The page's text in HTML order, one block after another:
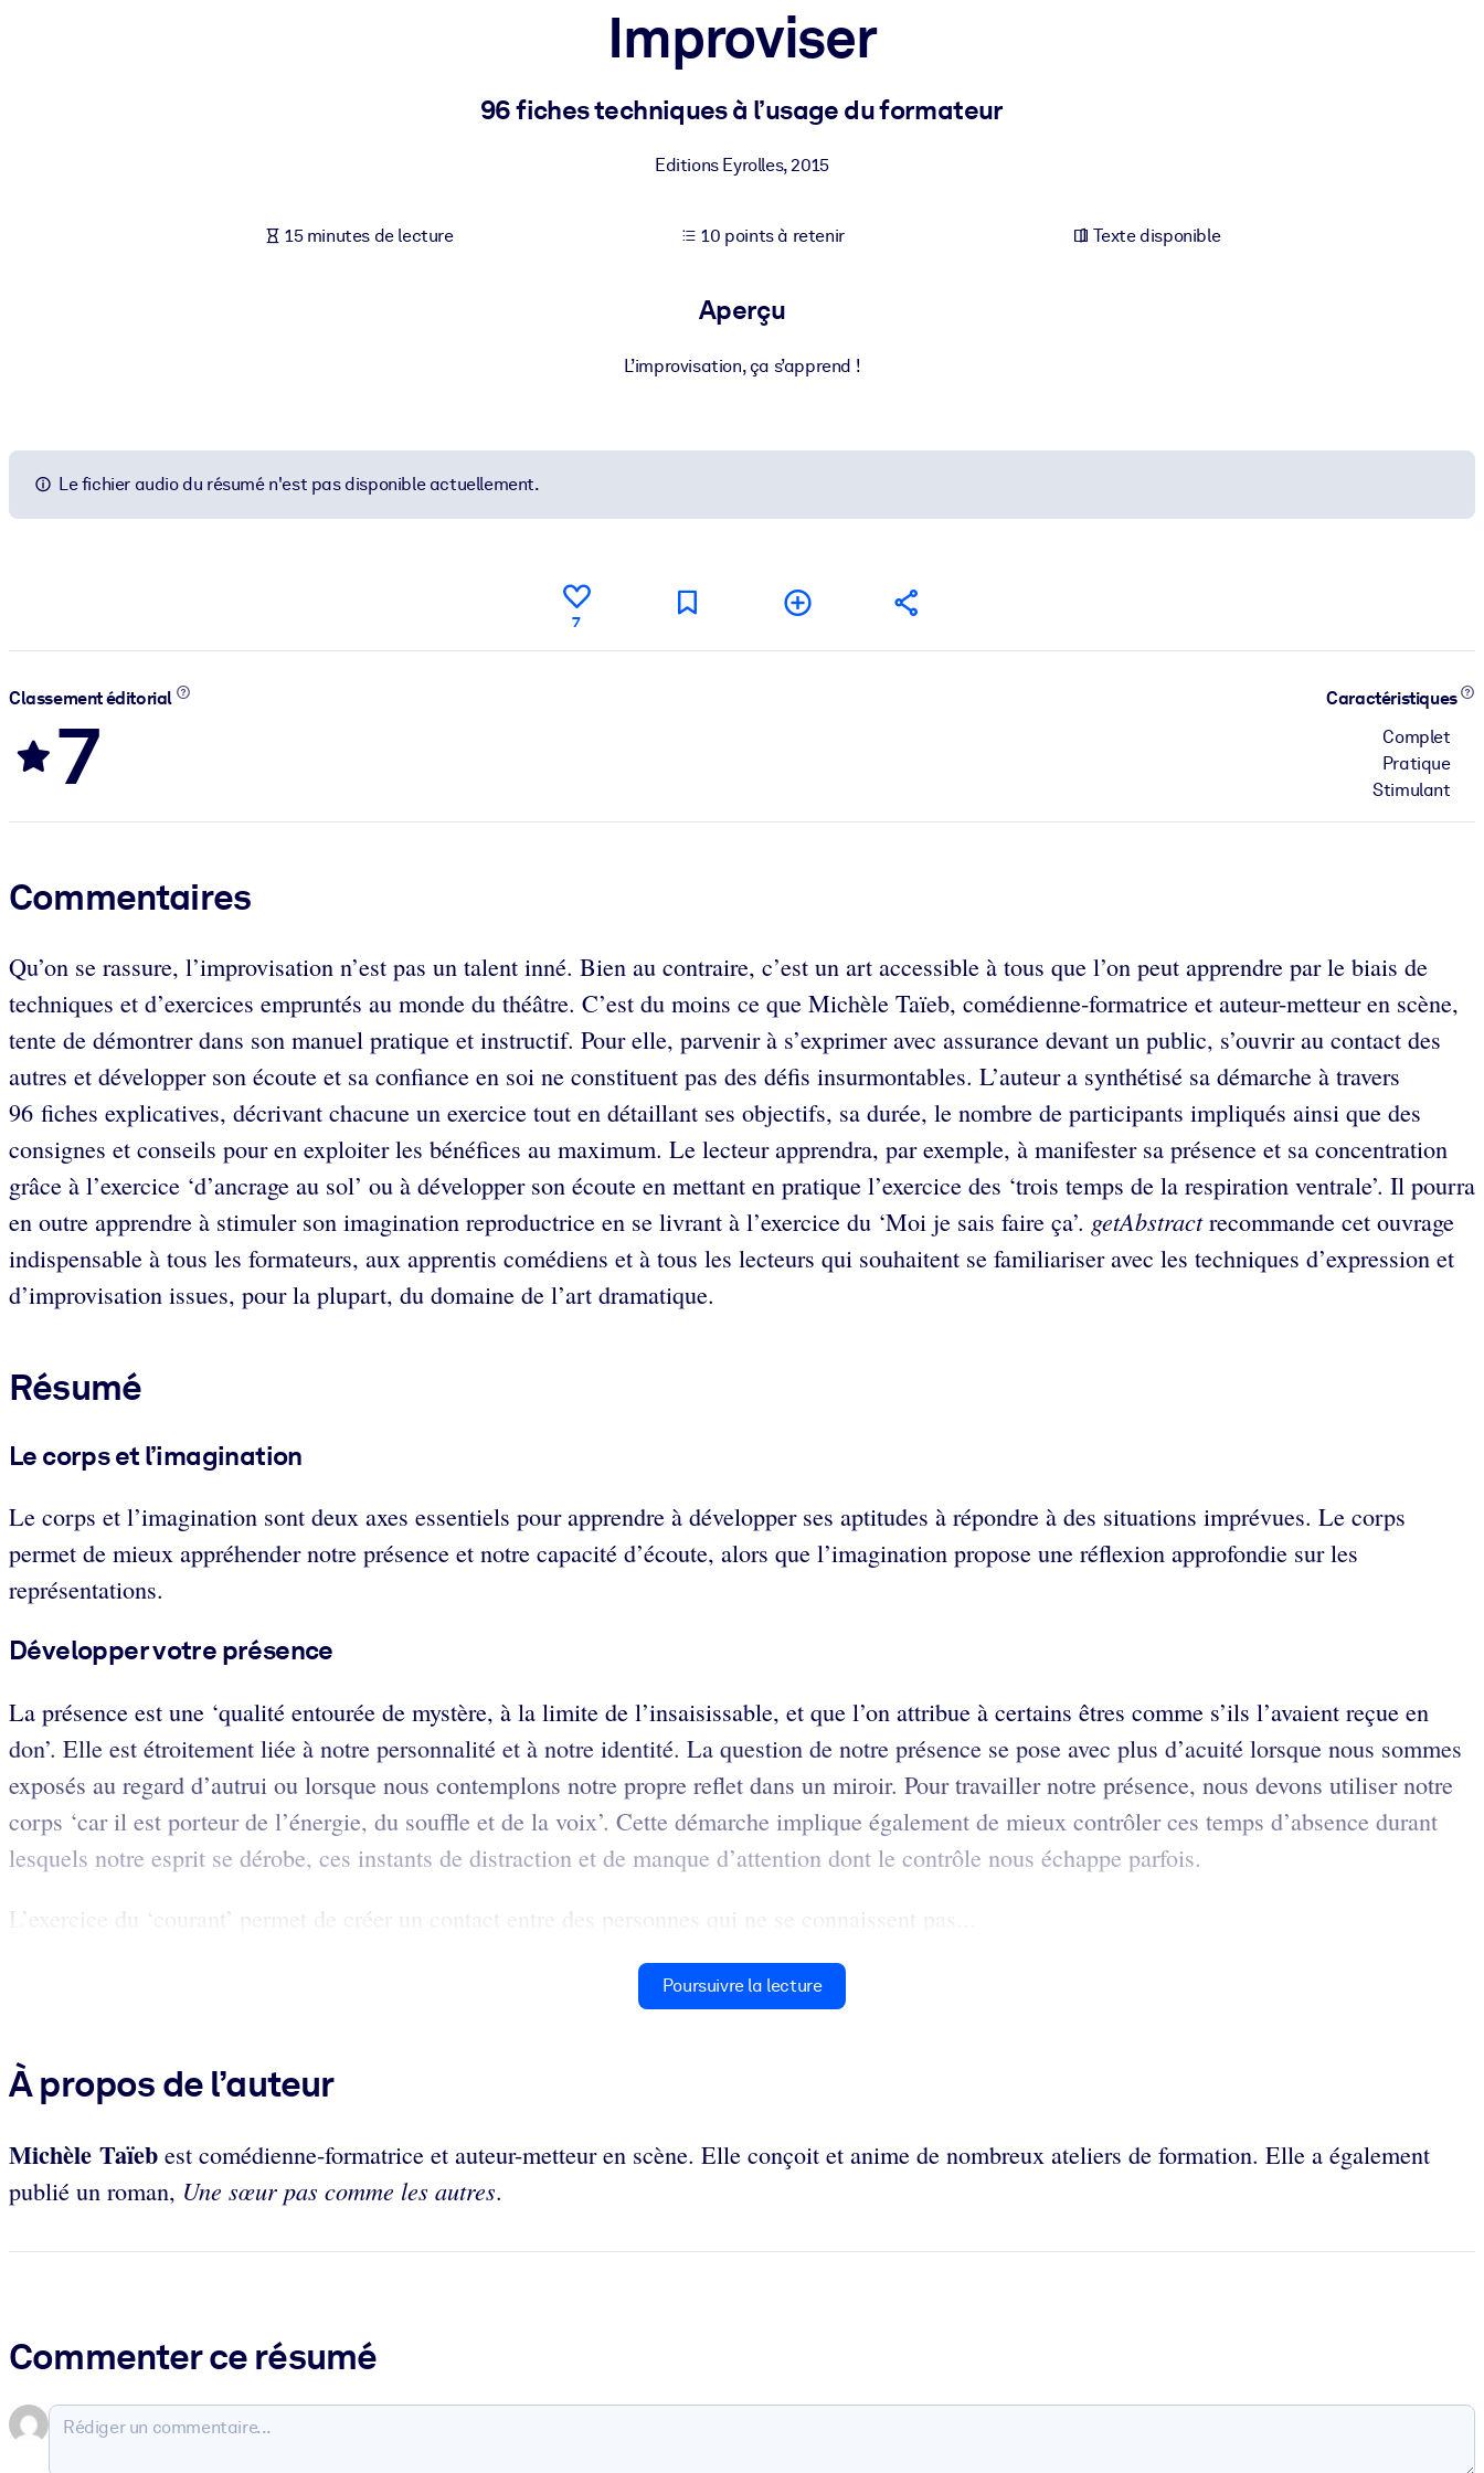
Enrichissez votre bibliothèque d'entreprise avec des connaissances commerciales fiables et prêtes à l'emploi.
Alimentez vos systèmes d'IA avec des connaissances fiables et structurées pour améliorer les résultats.
Improviser
96 fiches techniques à l’usage du formateur
Editions Eyrolles,2015
15 minutes de lecture 10 points à retenir Texte disponible
Aperçu
L’improvisation, ça s’apprend !
Le fichier audio du résumé n'est pas disponible actuellement.
7
Classement éditorial
7
Caractéristiques
Complet
Pratique
Stimulant
Commentaires
Qu’on se rassure, l’improvisation n’est pas un talent inné. Bien au contraire, c’est un art accessible à tous que l’on peut apprendre par le biais de
techniques et d’exercices empruntés au monde du théâtre. C’est du moins ce que Michèle Taïeb, comédienne-formatrice et auteur-metteur en scène,
tente de démontrer dans son manuel pratique et instructif. Pour elle, parvenir à s’exprimer avec assurance devant un public, s’ouvrir au contact des
autres et développer son écoute et sa confiance en soi ne constituent pas des défis insurmontables. L’auteur a synthétisé sa démarche à travers
96 fiches explicatives, décrivant chacune un exercice tout en détaillant ses objectifs, sa durée, le nombre de participants impliqués ainsi que des
consignes et conseils pour en exploiter les bénéfices au maximum. Le lecteur apprendra, par exemple, à manifester sa présence et sa concentration
grâce à l’exercice ‘d’ancrage au sol’ ou à développer son écoute en mettant en pratique l’exercice des ‘trois temps de la respiration ventrale’. Il pourra
en outre apprendre à stimuler son imagination reproductrice en se livrant à l’exercice du ‘Moi je sais faire ça’. getAbstractrecommande cet ouvrage
indispensable à tous les formateurs, aux apprentis comédiens et à tous les lecteurs qui souhaitent se familiariser avec les techniques d’expression et
d’improvisation issues, pour la plupart, du domaine de l’art dramatique.
Résumé
Le corps et l’imagination
Le corps et l’imagination sont deux axes essentiels pour apprendre à développer ses aptitudes à répondre à des situations imprévues. Le corps
permet de mieux appréhender notre présence et notre capacité d’écoute, alors que l’imagination propose une réflexion approfondie sur les
représentations.
Développer votre présence
La présence est une ‘qualité entourée de mystère, à la limite de l’insaisissable, et que l’on attribue à certains êtres comme s’ils l’avaient reçue en
don’. Elle est étroitement liée à notre personnalité et à notre identité. La question de notre présence se pose avec plus d’acuité lorsque nous sommes
exposés au regard d’autrui ou lorsque nous contemplons notre propre reflet dans un miroir. Pour travailler notre présence, nous devons utiliser notre
corps ‘car il est porteur de l’énergie, du souffle et de la voix’. Cette démarche implique également de mieux contrôler ces temps d’absence durant
lesquels notre esprit se dérobe, ces instants de distraction et de manque d’attention dont le contrôle nous échappe parfois.
L’exercice du ‘courant’ permet de créer un contact entre des personnes qui ne se connaissent pas...
Poursuivre la lecture
À propos de l’auteur
Michèle Taïeb est comédienne-formatrice et auteur-metteur en scène. Elle conçoit et anime de nombreux ateliers de formation. Elle a également
publié un roman, Une sœur pas comme les autres.
Commenter ce résumé